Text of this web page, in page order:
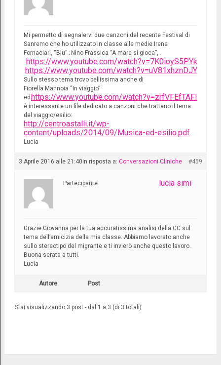
Mi permetto di segnalervi due canzoni del recente Festival di
Sanremo che ho utilizzato in classe alle medie.Irene
Fornaciari, “Blu”
https://www.youtube.com/watch?v=7K0ioyS5PYk
; Nino Frassica “A mare si gioca”,
https://www.youtube.com/watch?v=uV81xhznDJY
.
Sullo stesso tema trovo bellissima anche di
Fiorella Mannoia “In viaggio”
https://www.youtube.com/watch?v=zrfVFEfTAFI
ed
è interessante un file dedicato a canzoni che trattano il tema
del viaggio/esilio:
http://centroastalli.it/wp-
content/uploads/2014/09/Musica-ed-esilio.pdf
Lucia
3 Aprile 2016 alle 21:40in risposta a: Conversazioni Cliniche #459
lucia simi
Partecipante
Grazie Giovanna per la tua accuratissima analisi della CC sul
tema dell’amicizia della mia classe. Abbiamo lavorato anche
sullo stereotipo del migrante e ti invierò anche questo lavoro.
Buona serata a tutti.
Lucia
Autore Post
Stai visualizzando 3 post - dal 1 a 3 (di 3 totali)